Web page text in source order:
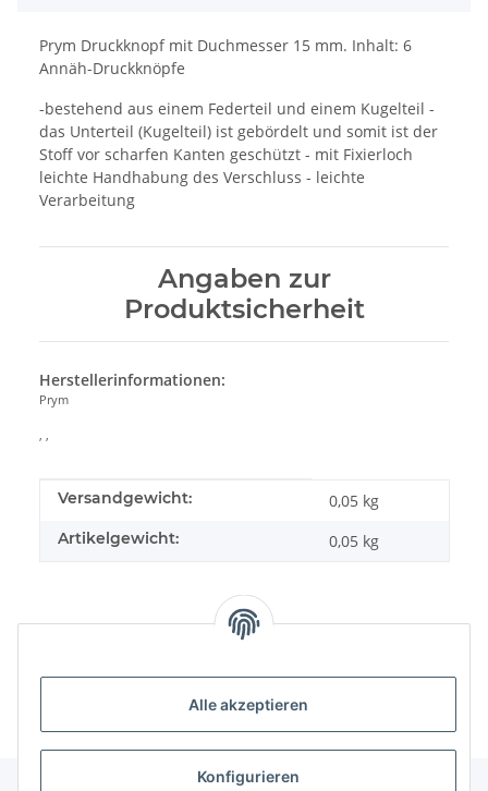
Alle akzeptieren
Konfigurieren
Prym Druckknopf mit Duchmesser 15 mm. Inhalt: 6
Annäh-Druckknöpfe
-bestehend aus einem Federteil und einem Kugelteil -
das Unterteil (Kugelteil) ist gebördelt und somit ist der
Stoff vor scharfen Kanten geschützt - mit Fixierloch
leichte Handhabung des Verschluss - leichte
Verarbeitung
Angaben zur
Produktsicherheit
Herstellerinformationen:
Prym
, ,
Produkteigenschaft
Wert
Versandgewicht: 0,05 kg
Artikelgewicht: 0,05 kg